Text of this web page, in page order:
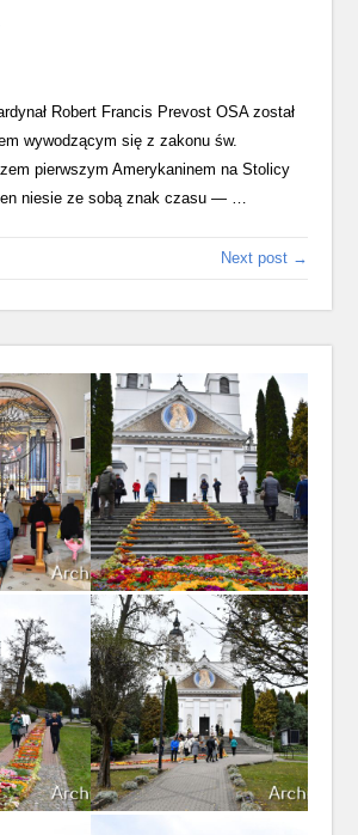
Robert Francis Prevost OSA został
wywodzącym się z zakonu św.
pierwszym Amerykaninem na Stolicy
niesie ze sobą znak czasu — …
Next post →